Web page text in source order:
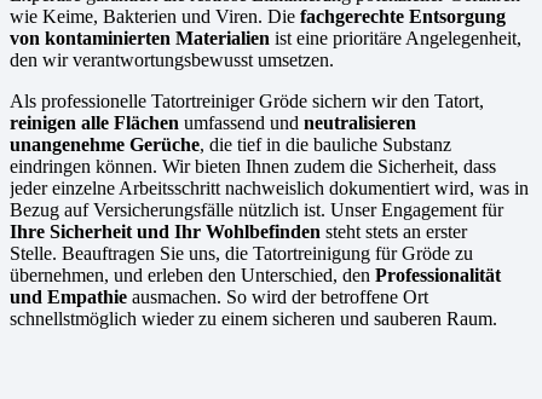
wie Keime, Bakterien und Viren. Die fachgerechte Entsorgung
von kontaminierten Materialien ist eine prioritäre Angelegenheit,
den wir verantwortungsbewusst umsetzen.
Als professionelle Tatortreiniger Gröde sichern wir den Tatort,
reinigen alle Flächen umfassend und neutralisieren
unangenehme Gerüche, die tief in die bauliche Substanz
eindringen können. Wir bieten Ihnen zudem die Sicherheit, dass
jeder einzelne Arbeitsschritt nachweislich dokumentiert wird, was in
Bezug auf Versicherungsfälle nützlich ist. Unser Engagement für
Ihre Sicherheit und Ihr Wohlbefinden steht stets an erster
Stelle. Beauftragen Sie uns, die Tatortreinigung für Gröde zu
übernehmen, und erleben den Unterschied, den Professionalität
und Empathie ausmachen. So wird der betroffene Ort
schnellstmöglich wieder zu einem sicheren und sauberen Raum.